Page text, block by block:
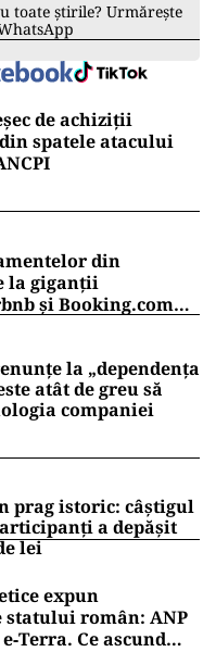
toate știrile? Urmărește
de achiziții
spatele atacului
din
la giganții
și Booking.com
la „dependența
atât de greu să
companiei
prag istoric: câștigul
a depășit
lei
expun
român: ANP
Ce ascund